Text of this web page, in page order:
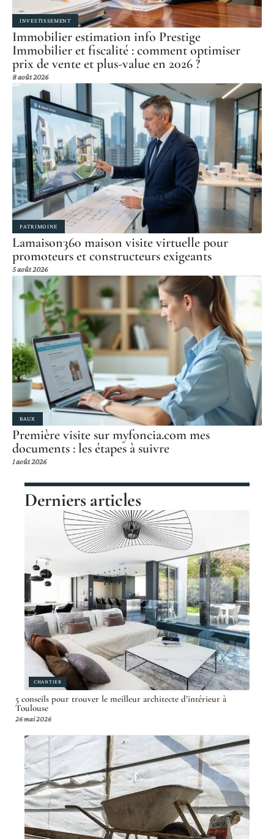
INVESTISSEMENT
Immobilier estimation info Prestige
Immobilier et fiscalité : comment optimiser
prix de vente et plus-value en 2026 ?
8 août 2026
PATRIMOINE
Lamaison360 maison visite virtuelle pour
promoteurs et constructeurs exigeants
5 août 2026
BAUX
Première visite sur myfoncia.com mes
documents : les étapes à suivre
1 août 2026
Derniers articles
CHANTIER
5 conseils pour trouver le meilleur architecte d’intérieur à
Toulouse
26 mai 2026